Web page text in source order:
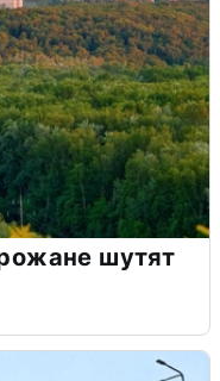
шутят